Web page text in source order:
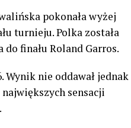
pokonała wyżej
turnieju. Polka została
finału Roland Garros.
Wynik nie oddawał jednak
sensacji